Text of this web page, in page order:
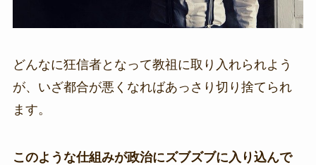
どんなに狂信者となって教祖に取り入れられよう
が、いざ都合が悪くなればあっさり切り捨てられ
ます。
このような仕組みが政治にズブズブに入り込んで